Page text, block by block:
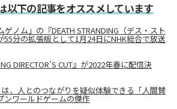
以下の記事をオススメしています
ノム」の『DEATH STRANDING（デス・スト
55分の拡張版として1月24日にNHK総合で放送
DIRECTOR’S CUT』が2022年春に配信決
は、人とのつながりを疑似体験できる「人間賛
ンワールドゲームの傑作